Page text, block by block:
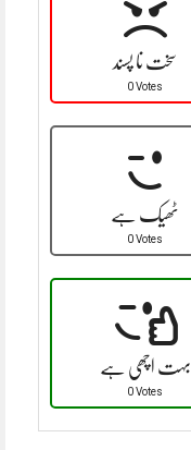
سخت نا پسند
0 Votes
ٹھیک ہے
0 Votes
بہت اچھی ہے
0 Votes